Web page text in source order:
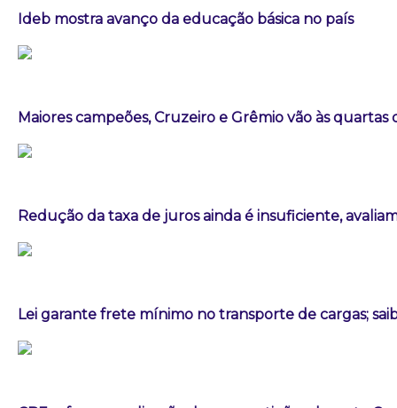
Ideb mostra avanço da educação básica no país
Maiores campeões, Cruzeiro e Grêmio vão às quartas
Redução da taxa de juros ainda é insuficiente,
Lei garante frete mínimo no transporte de cargas;